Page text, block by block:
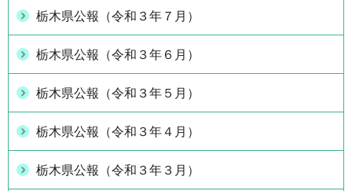
栃木県公報（令和３年７月）
栃木県公報（令和３年６月）
栃木県公報（令和３年５月）
栃木県公報（令和３年４月）
栃木県公報（令和３年３月）